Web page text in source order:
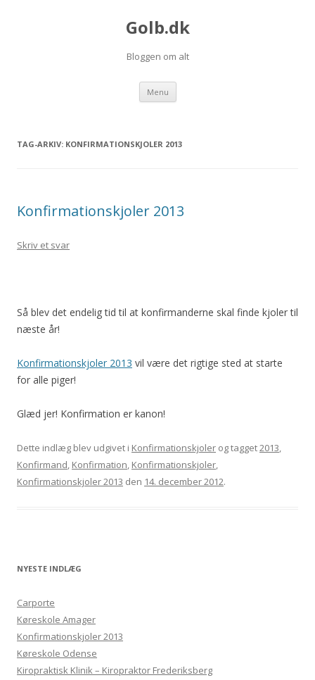
Golb.dk
Bloggen om alt
Menu Videre til indhold
TAG-ARKIV: KONFIRMATIONSKJOLER 2013
Konfirmationskjoler 2013
Skriv et svar
Så blev det endelig tid til at konfirmanderne skal finde kjoler til
næste år!
Konfirmationskjoler 2013 vil være det rigtige sted at starte
for alle piger!
Glæd jer! Konfirmation er kanon!
Dette indlæg blev udgivet i Konfirmationskjoler og tagget2013,
Konfirmand, Konfirmation, Konfirmationskjoler,
Konfirmationskjoler 2013 den 14. december 2012.
NYESTE INDLÆG
Carporte
Køreskole Amager
Konfirmationskjoler 2013
Køreskole Odense
Kiropraktisk Klinik – Kiropraktor Frederiksberg